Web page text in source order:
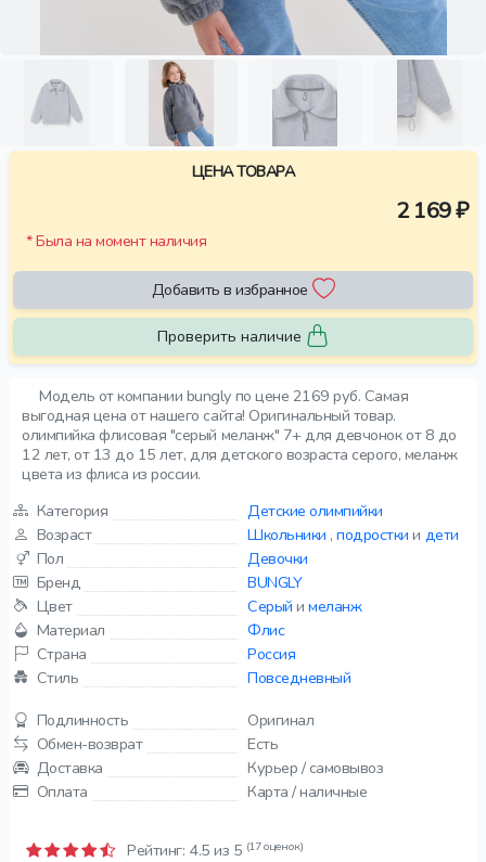
Модель от компании bungly по цене 2169 руб. Самая
выгодная цена от нашего сайта! Оригинальный товар.
олимпийка флисовая "серый меланж" 7+ для девчонок от 8 до
12 лет, от 13 до 15 лет, для детского возраста серого, меланж
цвета из флиса из россии.
Категория
Детские олимпийки
Возраст
Школьники ,подростки и дети
Пол
Девочки
Бренд
BUNGLY
Цвет
Серый имеланж
Материал
Флис
Страна
Россия
Стиль
Повседневный
Подлинность
Оригинал
Обмен-возврат
Есть
Доставка
Курьер / самовывоз
Оплата
Карта / наличные
Рейтинг: 4.5 из 5 (17 оценок)
ЦЕНА ТОВАРА
2 169 ₽
* Была на момент наличия
Добавить в избранное
Проверить наличие